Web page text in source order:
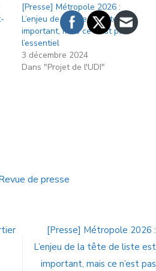
[Presse] Métropole 2026 :
L’enjeu de la tête de liste est
important, mais ce n’est pas
l’essentiel
3 décembre 2024
Dans "Projet de l'UDI"
de presse
[Presse] Métropole 2026 :
L’enjeu de la tête de liste est
important, mais ce n’est pas